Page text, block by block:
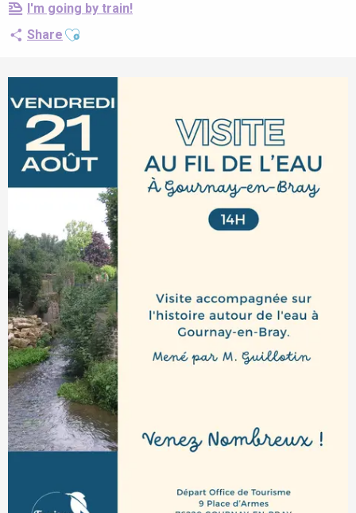
I'm going by train!
Share Ajouter aux favoris